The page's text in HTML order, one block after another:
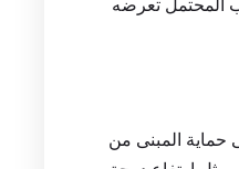
المحتمل تعرضه
حماية المبنى من